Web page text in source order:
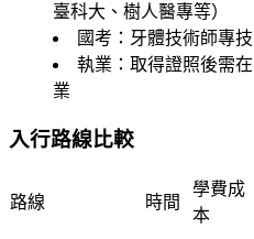
臺科大、樹人醫專等）
國考 ：牙體技術師專
執業 ：取得證照後需
業
入行路線比較
路線 時間
學費成
本